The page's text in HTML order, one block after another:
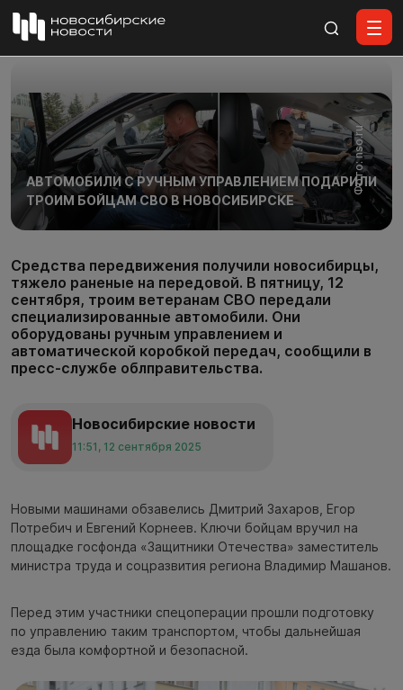
Фото: nso.ru
АВТОМОБИЛИ С РУЧНЫМ УПРАВЛЕНИЕМ ПОДАРИЛИ
ТРОИМ БОЙЦАМ СВО В НОВОСИБИРСКЕ
Средства передвижения получили новосибирцы,
тяжело раненые на передовой. В пятницу, 12
сентября, троим ветеранам СВО передали
специализированные автомобили. Они
оборудованы ручным управлением и
автоматической коробкой передач, сообщили в
пресс-службе облправительства.
Новосибирские новости
11:51, 12 сентября 2025
Новыми машинами обзавелись Дмитрий Захаров, Егор
Потребич и Евгений Корнеев. Ключи бойцам вручил на
площадке госфонда «Защитники Отечества» заместитель
министра труда и соцразвития региона Владимир Машанов.
Перед этим участники спецоперации прошли подготовку
по управлению таким транспортом, чтобы дальнейшая
езда была комфортной и безопасной.